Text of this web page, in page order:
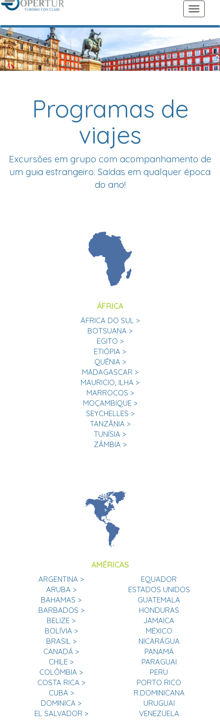
Programas de
viajes
Excursões em grupo com acompanhamento de
um guia estrangeiro. Saídas em qualquer época
do ano!
ÁFRICA
ÁFRICA DO SUL >
BOTSUANA >
EGITO >
ETIÓPIA >
QUÊNIA >
MADAGASCAR >
MAURICIO, ILHA >
MARROCOS >
MOÇAMBIQUE >
SEYCHELLES >
TANZÂNIA >
TUNÍSIA >
ZÂMBIA >
AMÉRICAS
ARGENTINA >
ARUBA >
BAHAMAS >
BARBADOS >
BELIZE >
BOLÍVIA >
BRASIL >
CANADÁ >
CHILE >
COLÔMBIA >
COSTA RICA >
CUBA >
DOMINICA >
EL SALVADOR >
EQUADOR
ESTADOS UNIDOS
GUATEMALA
HONDURAS
JAMAICA
MÉXICO
NICARÁGUA
PANAMÁ
PARAGUAI
PERU
PORTO RICO
R.DOMINICANA
URUGUAI
VENEZUELA